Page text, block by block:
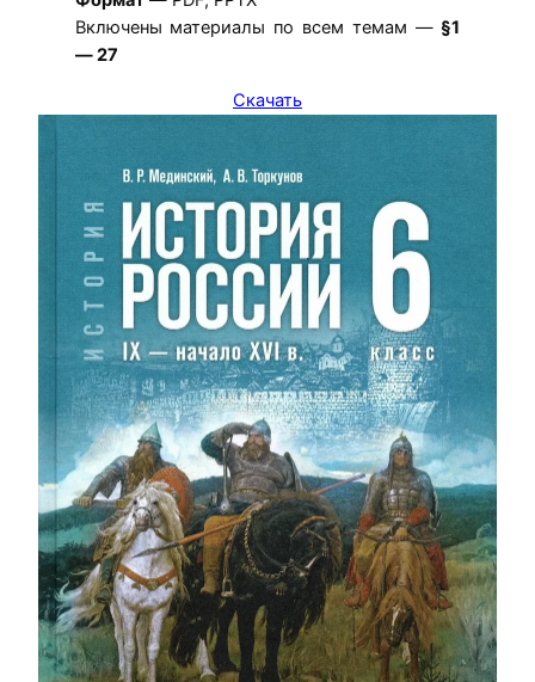
Включены материалы по всем темам —§1
— 27
Скачать